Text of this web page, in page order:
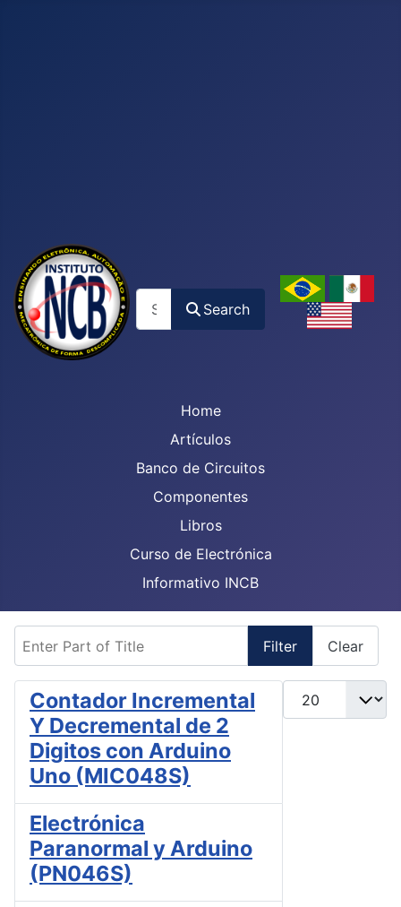
Search
Home
Artículos
Banco de Circuitos
Componentes
Libros
Curso de Electrónica
Informativo INCB
Filter Clear
Display #
Contador Incremental
Y Decremental de 2
Digitos con Arduino
Uno (MIC048S)
Electrónica
Paranormal y Arduino
(PN046S)